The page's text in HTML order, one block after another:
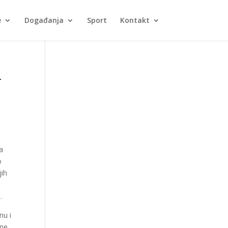
Događanja Sport Kontakt
i